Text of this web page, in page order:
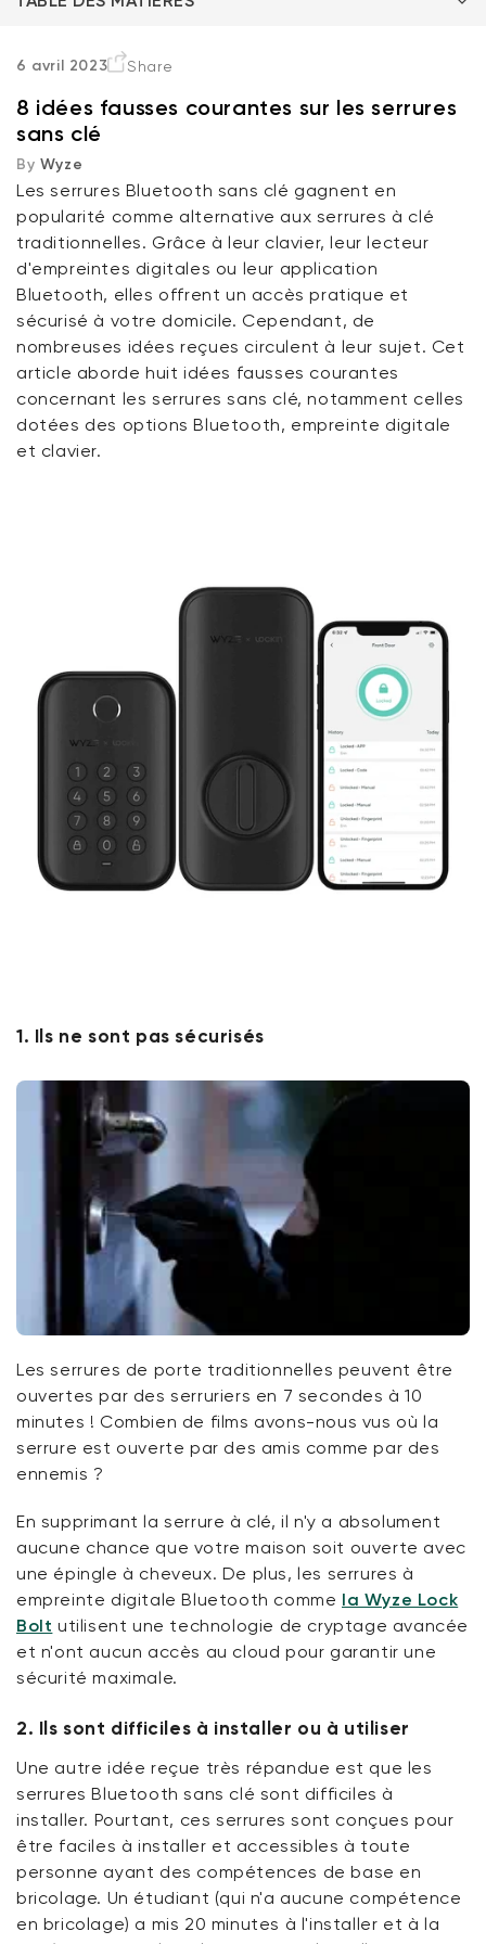
1. Ils ne sont pas sécurisés
2. Ils sont difficiles à installer ou à utiliser
3. Ils sont chers.
4. Ils ne sont pas compatibles avec toutes les
portes.
5. Ils sont sujets aux dysfonctionnements
6. Ils peuvent être piratés facilement
7. Ils nécessitent un entretien régulier
6 avril 2023 Share
8 idées fausses courantes sur les serrures
sans clé
By Wyze
Les serrures Bluetooth sans clé gagnent en
popularité comme alternative aux serrures à clé
traditionnelles. Grâce à leur clavier, leur lecteur
d'empreintes digitales ou leur application
Bluetooth, elles offrent un accès pratique et
sécurisé à votre domicile. Cependant, de
nombreuses idées reçues circulent à leur sujet. Cet
article aborde huit idées fausses courantes
concernant les serrures sans clé, notamment celles
dotées des options Bluetooth, empreinte digitale
et clavier.
1. Ils ne sont pas sécurisés
Les serrures de porte traditionnelles peuvent être
ouvertes par des serruriers en 7 secondes à 10
minutes ! Combien de films avons-nous vus où la
serrure est ouverte par des amis comme par des
ennemis ?
En supprimant la serrure à clé, il n'y a absolument
aucune chance que votre maison soit ouverte avec
une épingle à cheveux. De plus, les serrures à
empreinte digitale Bluetooth comme la Wyze Lock
Bolt utilisent une technologie de cryptage avancée
et n'ont aucun accès au cloud pour garantir une
sécurité maximale.
2. Ils sont difficiles à installer ou à utiliser
Une autre idée reçue très répandue est que les
serrures Bluetooth sans clé sont difficiles à
installer. Pourtant, ces serrures sont conçues pour
être faciles à installer et accessibles à toute
personne ayant des compétences de base en
bricolage. Un étudiant (qui n'a aucune compétence
en bricolage) a mis 20 minutes à l'installer et à la
Verrou Wyze v2
More options Accord
79,98 $CAPrix ​​régulier
Add to cart
More options